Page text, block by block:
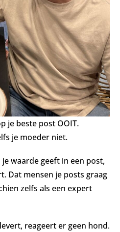
je beste post OOIT.
je moeder niet.
waarde geeft in een post,
Dat mensen je posts graag
zelfs als een expert
reageert er geen hond.